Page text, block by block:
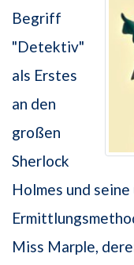
Begriff
"Detektiv"
als Erstes
an den
großen
Sherlock
Holmes und
Miss Marple,